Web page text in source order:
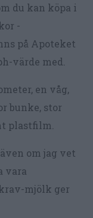
du kan köpa i
-
på Apoteket
värde med.
en våg,
bunke, stor
plastfilm.
om jag vet
vara
mjölk ger